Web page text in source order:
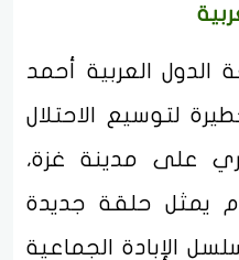
الدول العربية أحمد
لتوسيع الاحتلال
على مدينة غزة،
يمثل حلقة جديدة
الإبادة الجماعية